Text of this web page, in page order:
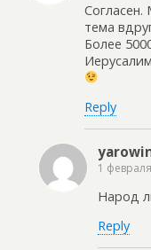
Согласен.
тема
Более
Reply
1
Народ
Reply